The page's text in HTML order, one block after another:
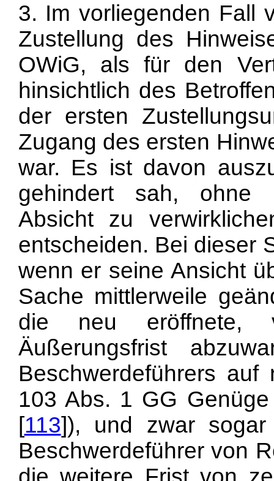
3. Im vorliegenden Fall
Zustellung des
OWiG, als für den
hinsichtlich des
der ersten
Zugang des ersten
war. Es ist davon
gehindert sah, ohne
Absicht zu ver
entscheiden. Bei dieser
wenn er seine Ansicht
Sache mittlerweile
die neu eröffnete,
Äußerungsfrist
Beschwerdeführers
103 Abs. 1 GG
[113]), und zwar
Beschwerdeführer von